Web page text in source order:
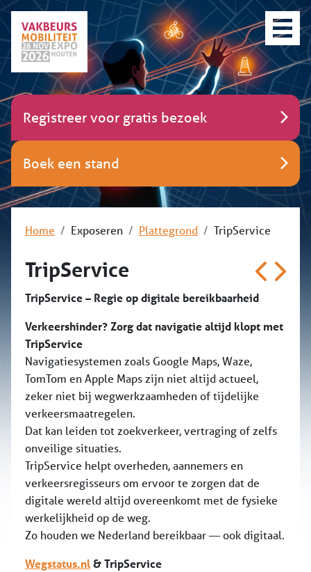
Registreer voor gratis bezoek
Boek een stand
Home Exposeren Plattegrond TripService
TripService
TripService – Regie op digitale bereikbaarheid
Verkeershinder? Zorg dat navigatie altijd klopt met
TripService
Navigatiesystemen zoals Google Maps, Waze,
TomTom en Apple Maps zijn niet altijd actueel,
zeker niet bij wegwerkzaamheden of tijdelijke
verkeersmaatregelen.
Dat kan leiden tot zoekverkeer, vertraging of zelfs
onveilige situaties.
TripService helpt overheden, aannemers en
verkeersregisseurs om ervoor te zorgen dat de
digitale wereld altijd overeenkomt met de fysieke
werkelijkheid op de weg.
Zo houden we Nederland bereikbaar — ook digitaal.
Wegstatus.nl& TripService